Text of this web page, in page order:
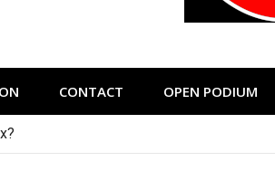
CONTACT OPEN PODIUM